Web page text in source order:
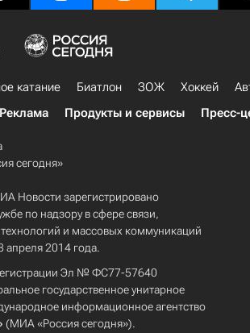
катание Биатлон ЗОЖ Хоккей
Реклама Продукты и сервисы Пресс-
сегодня»
Новости зарегистрировано
по надзору в сфере связи,
и массовых коммуникаций
2014 года.
Эл № ФС77-57640
государственное унитарное
информационное агентство
(МИА «Россия сегодня»).